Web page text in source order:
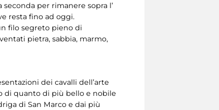
per rimanere sopra l’
resta fino ad oggi.
filo segreto pieno di
pietra, sabbia, marmo,
dei cavalli dell’arte
di quanto di più bello e nobile
di San Marco e dai più